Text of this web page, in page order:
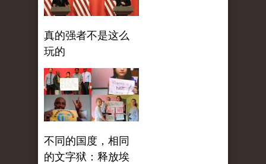
真的强者不是这么
玩的
不同的国度，相同
的文字狱：释放埃